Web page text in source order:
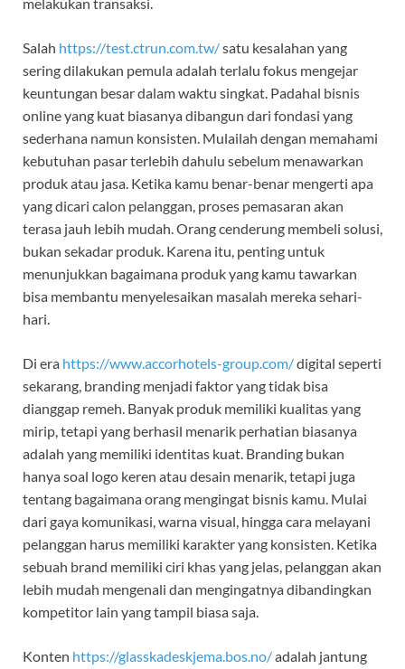
melakukan transaksi.
Salah https://test.ctrun.com.tw/satu kesalahan yang
sering dilakukan pemula adalah terlalu fokus mengejar
keuntungan besar dalam waktu singkat. Padahal bisnis
online yang kuat biasanya dibangun dari fondasi yang
sederhana namun konsisten. Mulailah dengan memahami
kebutuhan pasar terlebih dahulu sebelum menawarkan
produk atau jasa. Ketika kamu benar-benar mengerti apa
yang dicari calon pelanggan, proses pemasaran akan
terasa jauh lebih mudah. Orang cenderung membeli solusi,
bukan sekadar produk. Karena itu, penting untuk
menunjukkan bagaimana produk yang kamu tawarkan
bisa membantu menyelesaikan masalah mereka sehari-
hari.
Di era https://www.accorhotels-group.com/digital seperti
sekarang, branding menjadi faktor yang tidak bisa
dianggap remeh. Banyak produk memiliki kualitas yang
mirip, tetapi yang berhasil menarik perhatian biasanya
adalah yang memiliki identitas kuat. Branding bukan
hanya soal logo keren atau desain menarik, tetapi juga
tentang bagaimana orang mengingat bisnis kamu. Mulai
dari gaya komunikasi, warna visual, hingga cara melayani
pelanggan harus memiliki karakter yang konsisten. Ketika
sebuah brand memiliki ciri khas yang jelas, pelanggan akan
lebih mudah mengenali dan mengingatnya dibandingkan
kompetitor lain yang tampil biasa saja.
Konten https://glasskadeskjema.bos.no/adalah jantung